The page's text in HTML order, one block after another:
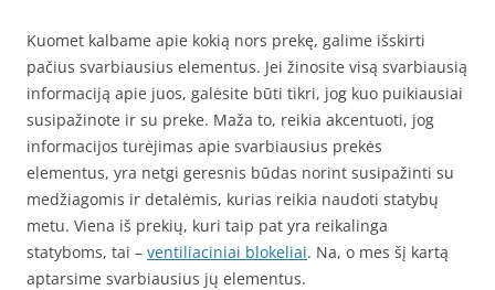
Kuomet kalbame apie kokią nors prekę, galime išskirti
pačius svarbiausius elementus. Jei žinosite visą svarbiausią
informaciją apie juos, galėsite būti tikri, jog kuo puikiausiai
susipažinote ir su preke. Maža to, reikia akcentuoti, jog
informacijos turėjimas apie svarbiausius prekės
elementus, yra netgi geresnis būdas norint susipažinti su
medžiagomis ir detalėmis, kurias reikia naudoti statybų
metu. Viena iš prekių, kuri taip pat yra reikalinga
statyboms, tai – ventiliaciniai blokeliai. Na, o mes šį kartą
aptarsime svarbiausius jų elementus.